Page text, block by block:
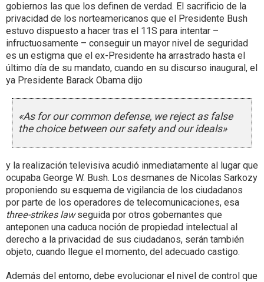
gobiernos las que los definen de verdad. El sacrificio de la
privacidad de los norteamericanos que el Presidente Bush
estuvo dispuesto a hacer tras el 11S para intentar –
infructuosamente – conseguir un mayor nivel de seguridad
es un estigma que el ex-Presidente ha arrastrado hasta el
último día de su mandato, cuando en su discurso inaugural, el
ya Presidente Barack Obama dijo
«As for ourcommon defense, we reject as false
the choice between our safety and our ideals»
y la realización televisiva acudió inmediatamente al lugar que
ocupaba George W. Bush. Los desmanes de Nicolas Sarkozy
proponiendo su esquema de vigilancia de los ciudadanos
por parte de los operadores de telecomunicaciones, esa
three-strikes lawseguida por otros gobernantes que
anteponen una caduca noción de propiedad intelectual al
derecho a la privacidad de sus ciudadanos, serán también
objeto, cuando llegue el momento, del adecuado castigo.
Además del entorno, debe evolucionar el nivel de control que